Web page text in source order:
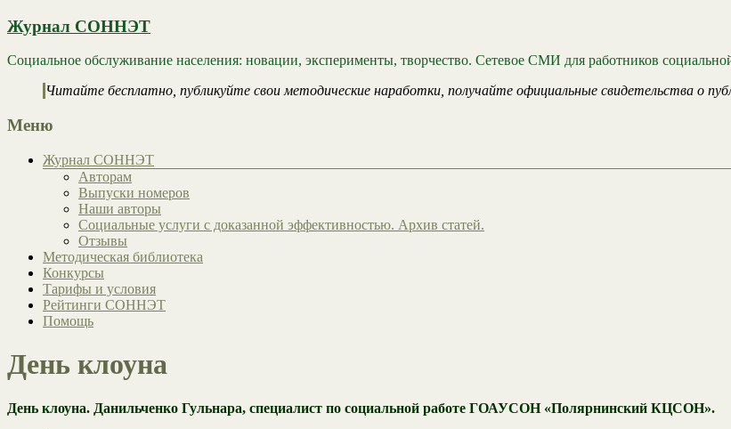
Журнал СОННЭТ
Социальное обслуживание населения: новации, эксперименты, творчество. Сетевое СМИ для работников
Читайте бесплатно, публикуйте свои методические наработки, получайте официальные свидетельства о
Меню
Журнал СОННЭТ
Авторам
Выпуски номеров
Наши авторы
Социальные услуги с доказанной эффективностью. Архив статей.
Отзывы
Методическая библиотека
Конкурсы
Тарифы и условия
Рейтинги СОННЭТ
Помощь
День клоуна
День клоуна. Данильченко Гульнара, специалист по социальной работе ГОАУСОН «Полярнинский КЦСОН».